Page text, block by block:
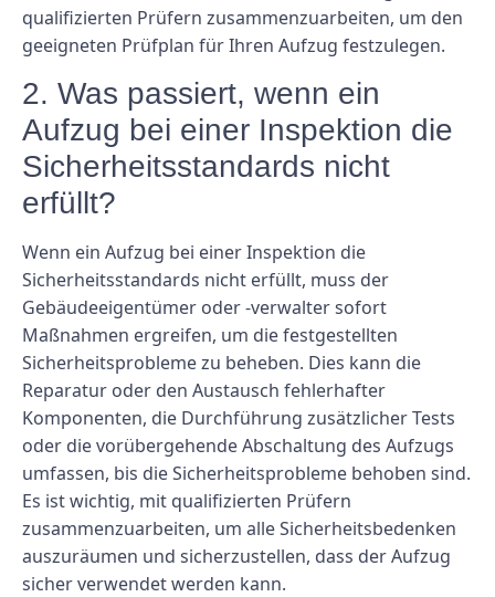
qualifizierten Prüfern zusammenzuarbeiten, um den
geeigneten Prüfplan für Ihren Aufzug festzulegen.
2. Was passiert, wenn ein
Aufzug bei einer Inspektion die
Sicherheitsstandards nicht
erfüllt?
Wenn ein Aufzug bei einer Inspektion die
Sicherheitsstandards nicht erfüllt, muss der
Gebäudeeigentümer oder -verwalter sofort
Maßnahmen ergreifen, um die festgestellten
Sicherheitsprobleme zu beheben. Dies kann die
Reparatur oder den Austausch fehlerhafter
Komponenten, die Durchführung zusätzlicher Tests
oder die vorübergehende Abschaltung des Aufzugs
umfassen, bis die Sicherheitsprobleme behoben sind.
Es ist wichtig, mit qualifizierten Prüfern
zusammenzuarbeiten, um alle Sicherheitsbedenken
auszuräumen und sicherzustellen, dass der Aufzug
sicher verwendet werden kann.